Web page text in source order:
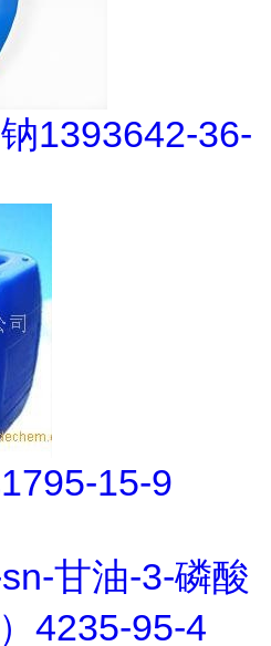
1393642-36-
15-9
甘油-3-磷酸
4235-95-4